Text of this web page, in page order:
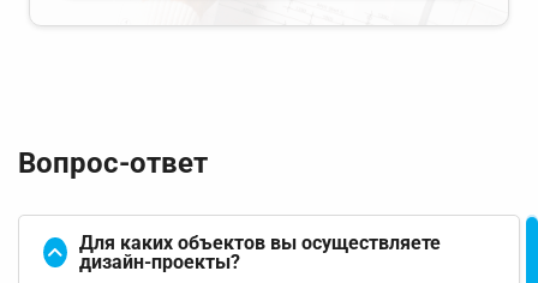
Вопрос-ответ
Для каких объектов вы осуществляете
дизайн-проекты?